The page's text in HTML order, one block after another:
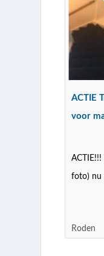
ACTIE
voor
foto) nu
Roden